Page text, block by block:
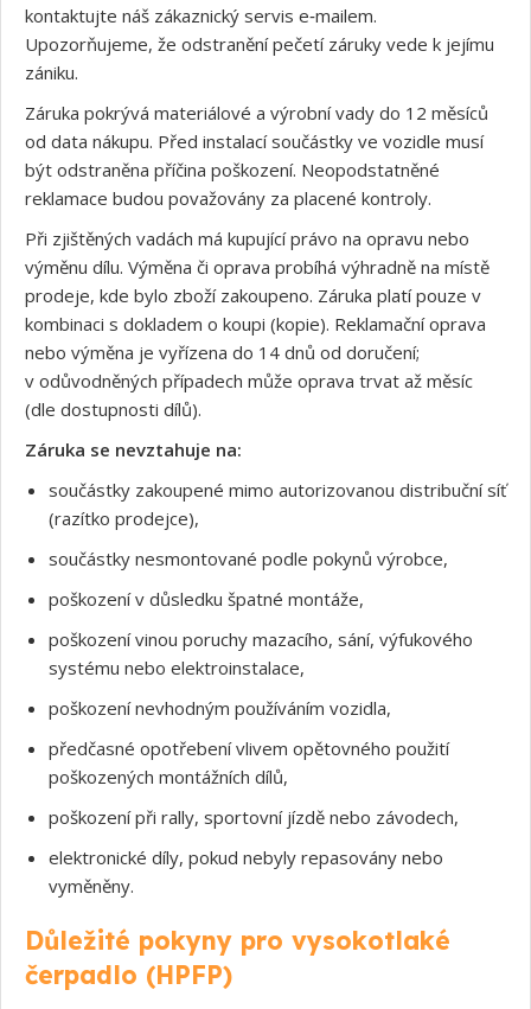
kontaktujte náš zákaznický servis e‑mailem.
Upozorňujeme, že odstranění pečetí záruky vede k jejímu
zániku.
Záruka pokrývá materiálové a výrobní vady do 12 měsíců
od data nákupu. Před instalací součástky ve vozidle musí
být odstraněna příčina poškození. Neopodstatněné
reklamace budou považovány za placené kontroly.
Při zjištěných vadách má kupující právo na opravu nebo
výměnu dílu. Výměna či oprava probíhá výhradně na místě
prodeje, kde bylo zboží zakoupeno. Záruka platí pouze v
kombinaci s dokladem o koupi (kopie). Reklamační oprava
nebo výměna je vyřízena do 14 dnů od doručení;
v odůvodněných případech může oprava trvat až měsíc
(dle dostupnosti dílů).
Záruka se nevztahuje na:
součástky zakoupené mimo autorizovanou distribuční síť
(razítko prodejce),
součástky nesmontované podle pokynů výrobce,
poškození v důsledku špatné montáže,
poškození vinou poruchy mazacího, sání, výfukového
systému nebo elektroinstalace,
poškození nevhodným používáním vozidla,
předčasné opotřebení vlivem opětovného použití
poškozených montážních dílů,
poškození při rally, sportovní jízdě nebo závodech,
elektronické díly, pokud nebyly repasovány nebo
vyměněny.
Důležité pokyny pro vysokotlaké
čerpadlo (HPFP)